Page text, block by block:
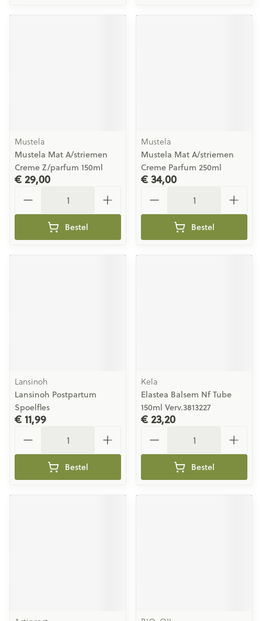
Mustela
Mustela Mat A/striemen
Creme Z/parfum 150ml
€ 29,00
Bestel
Mustela
Mustela Mat A/striemen
Creme Parfum 250ml
€ 34,00
Bestel
Lansinoh
Lansinoh Postpartum
Spoelfles
€ 11,99
Bestel
Kela
Elastea Balsem Nf Tube
150ml Verv.3813227
€ 23,20
Bestel